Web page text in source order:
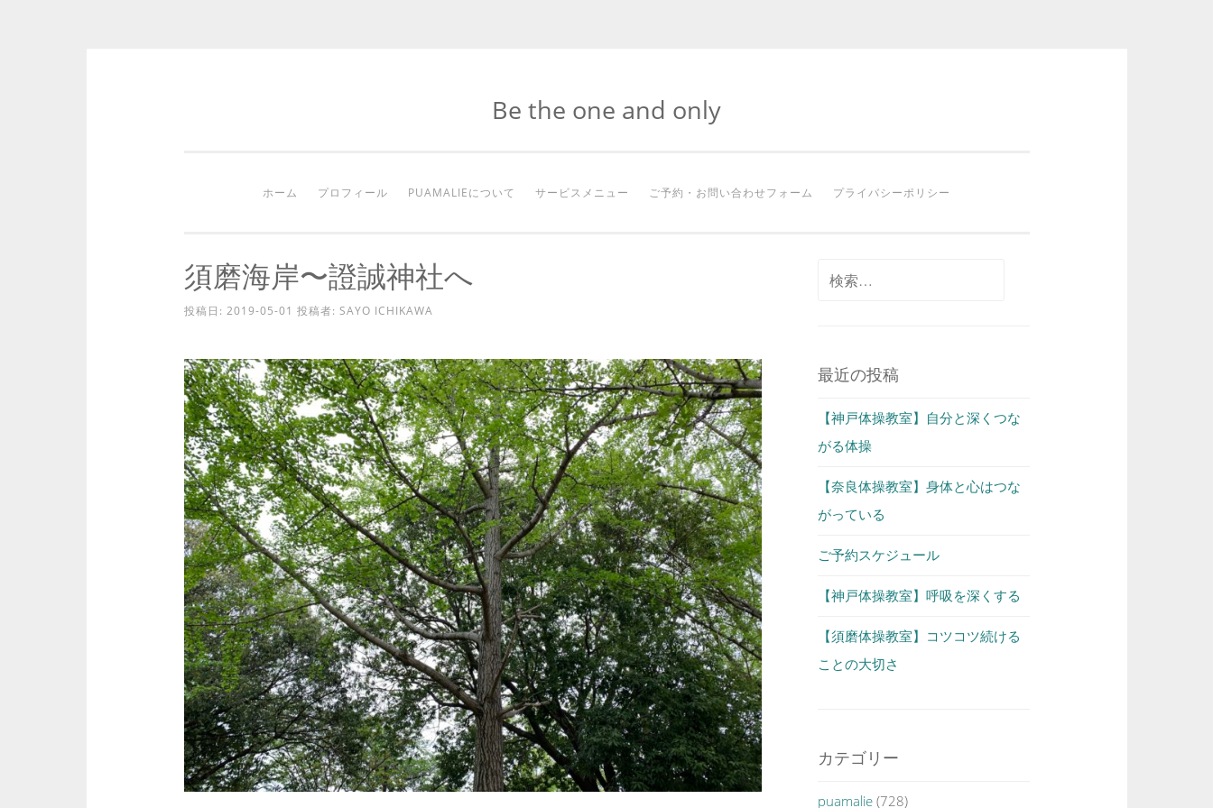
キ
ッ
Be the one and only
ホーム プロフィール PUAMALIEについて サービスメニュー ご予約・お問い合わせフォーム プライバシーポリシー
須磨海岸〜證誠神社へ
投稿日: 2019-05-01 投稿者: SAYO ICHIKAWA
最近の投稿
【神戸体操教室】自分と深くつな
がる体操
【奈良体操教室】身体と心はつな
がっている
ご予約スケジュール
【神戸体操教室】呼吸を深くする
【須磨体操教室】コツコツ続ける
ことの大切さ
カテゴリー
puamalie (728)